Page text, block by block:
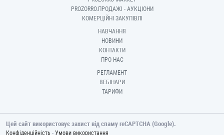
PROZORRO.ПРОДАЖІ - АУКЦІОНИ
КОМЕРЦІЙНІ ЗАКУПІВЛІ
НАВЧАННЯ
НОВИНИ
КОНТАКТИ
ПРО НАС
РЕГЛАМЕНТ
ВЕБІНАРИ
ТАРИФИ
Цей сайт використовує захист від спаму reCAPTCHA (Google).
Конфіденційність - Умови використання